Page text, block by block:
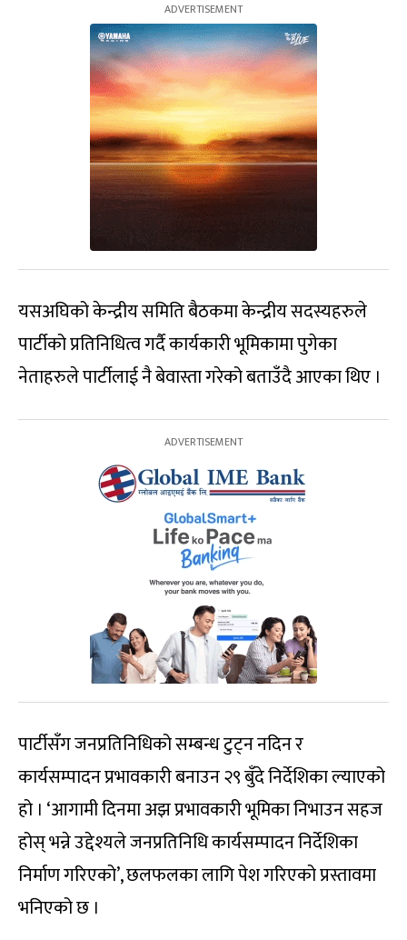
यसअघिको केन्द्रीय समिति बैठकमा केन्द्रीय सदस्यहरुले
पार्टीको प्रतिनिधित्व गर्दै कार्यकारी भूमिकामा पुगेका
नेताहरुले पार्टीलाई नै बेवास्ता गरेको बताउँदै आएका थिए ।
पार्टीसँग जनप्रतिनिधिको सम्बन्ध टुट्न नदिन र
कार्यसम्पादन प्रभावकारी बनाउन २९ बुँदे निर्देशिका ल्याएको
हो । ‘आगामी दिनमा अझ प्रभावकारी भूमिका निभाउन सहज
होस् भन्ने उद्देश्यले जनप्रतिनिधि कार्यसम्पादन निर्देशिका
निर्माण गरिएको’, छलफलका लागि पेश गरिएको प्रस्तावमा
भनिएको छ ।